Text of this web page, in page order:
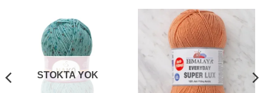
STOKTA YOK